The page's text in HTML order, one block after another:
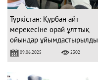
Түркістан: Құрбан айт
мерекесіне орай ұлттық
ойындар ұйымдастырылды
09.06.2025 2302